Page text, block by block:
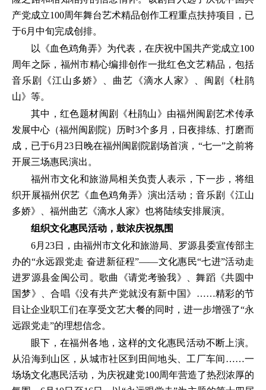
产党成立100周年舞台艺术精品创作工程重点扶持项目，已
于6月中旬完成创排。
以《血色鸡角弄》为代表，在庆祝中国共产党成立100
周年之际，福州市精心编排创作一批红色文艺精品，包括
音乐剧《江山多娇》、曲艺《滴水人家》、闽剧《杜鹃
山》等。
其中，红色题材闽剧《杜鹃山》由福州闽剧艺术传承
发展中心（福州闽剧院）历时3个多月，日夜排练、打磨而
成，已于6月23日晚在福州闽剧院剧场首演，“七一”之前将
开展三场惠民演出。
福州市文化和旅游局相关负责人表示，下一步，将组
织开展福州伬艺《血色鸡角弄》演出活动；音乐剧《江山
多娇》、福州曲艺《滴水人家》也将陆续安排展演。
组织文化惠民活动，鼓浓庆祝氛围
6月23日，由福州市文化和旅游局、罗源县委宣传部主
办的“永远跟党走 奋进新征程”——文化惠民“七进”活动走
进罗源县金闽公司。歌曲《请党考验我》、舞蹈《共圆中
国梦》、合唱《没有共产党就没有新中国》……精彩的节
目让企业职工们在享受文艺大餐的同时，进一步增强了“永
远跟党走”的理想信念。
眼下，在福州各地，这样的文化惠民活动不断上演。
从沿海到山区，从城市社区到田间地头、工厂车间……一
场场文化惠民活动，为庆祝建党100周年营造了热烈浓厚的